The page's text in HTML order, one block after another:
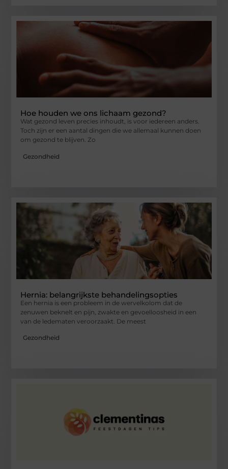
Hoe houden we ons lichaam gezond?
Wat gezond leven precies inhoudt, is voor iedereen anders.
Toch zijn er een aantal dingen die we allemaal kunnen doen
om gezond te blijven. Zo
Gezondheid
Hernia: belangrijkste behandelingsopties
Een hernia is een probleem in de wervelkolom dat de
zenuwen beknelt en pijn, zwakte en gevoelloosheid in een
van de ledematen veroorzaakt. De meest
Gezondheid